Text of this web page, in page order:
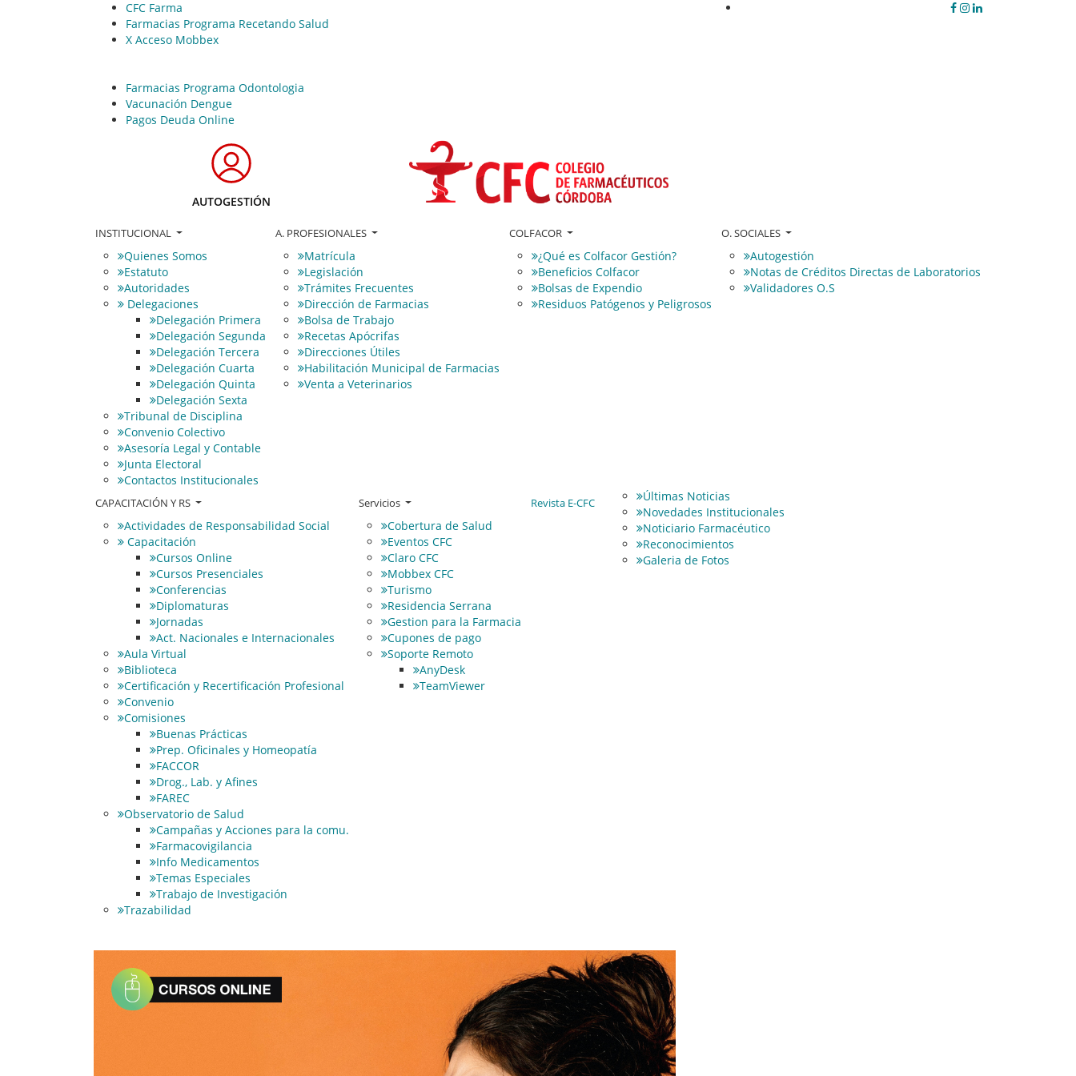
CFC Farma
Farmacias Programa Recetando Salud
X Acceso Mobbex
Farmacias Programa Odontologia
Vacunación Dengue
Pagos Deuda Online
AUTOGESTIÓN
INSTITUCIONAL
Quienes Somos
Estatuto
Autoridades
Delegaciones
Delegación Primera
Delegación Segunda
Delegación Tercera
Delegación Cuarta
Delegación Quinta
Delegación Sexta
Tribunal de Disciplina
Convenio Colectivo
Asesoría Legal y Contable
Junta Electoral
Contactos Institucionales
A. PROFESIONALES
Matrícula
Legislación
Trámites Frecuentes
Dirección de Farmacias
Bolsa de Trabajo
Recetas Apócrifas
Direcciones Útiles
Habilitación Municipal de Farmacias
Venta a Veterinarios
COLFACOR
¿Qué es Colfacor Gestión?
Beneficios Colfacor
Bolsas de Expendio
Residuos Patógenos y Peligrosos
O. SOCIALES
Autogestión
Notas de Créditos Directas de Laboratorios
Validadores O.S
CAPACITACIÓN Y RS
Actividades de Responsabilidad Social
Capacitación
Cursos Online
Cursos Presenciales
Conferencias
Diplomaturas
Jornadas
Act. Nacionales e Internacionales
Aula Virtual
Biblioteca
Certificación y Recertificación Profesional
Convenio
Comisiones
Buenas Prácticas
Prep. Oficinales y Homeopatía
FACCOR
Drog., Lab. y Afines
FAREC
Observatorio de Salud
Campañas y Acciones para la comu.
Farmacovigilancia
Info Medicamentos
Temas Especiales
Trabajo de Investigación
Trazabilidad
Servicios
Cobertura de Salud
Eventos CFC
Claro CFC
Mobbex CFC
Turismo
Residencia Serrana
Gestion para la Farmacia
Cupones de pago
Soporte Remoto
AnyDesk
TeamViewer
Revista E‑CFC
Últimas Noticias
Novedades Institucionales
Noticiario Farmacéutico
Reconocimientos
Galeria de Fotos